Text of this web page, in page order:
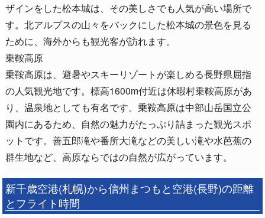
ザインをした松本城は、その美しさでも人気が高い場所で
す。北アルプスの山々をバックにした松本城の景色を見る
ために、海外からも観光客が訪れます。
乗鞍高原
乗鞍高原は、避暑やスキーリゾートが楽しめる長野県屈指
の人気観光地です。標高1600m付近は休暇村乗鞍高原があ
り、温泉地としても有名です。乗鞍高原は中部山岳国立公
園内にあるため、自然の魅力がたっぷり詰まった観光スポ
ットです。善五郎滝や番所大滝などの美しい滝や水芭蕉の
群生地など、高原ならではの自然が広がっています。
新千歳空港(札幌)から信州まつもと空港(長野)の距離
とフライト時間